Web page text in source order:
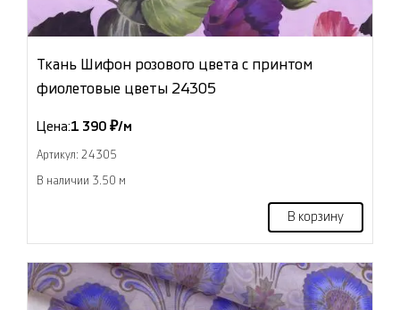
Ткань Шифон розового цвета с принтом
фиолетовые цветы 24305
Цена:1 390 ₽/м
Артикул: 24305
В наличии 3.50 м
В корзину